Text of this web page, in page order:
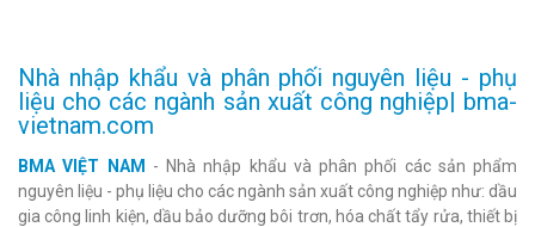
Nhà nhập khẩu và phân phối nguyên liệu - phụ
liệu cho các ngành sản xuất công nghiệp| bma-
vietnam.com
BMA VIỆT NAM
- Nhà nhập khẩu và phân phối các sản phẩm
nguyên liệu - phụ liệu cho các ngành sản xuất công nghiệp như: dầu
gia công linh kiện, dầu bảo dưỡng bôi trơn, hóa chất tẩy rửa, thiết bị